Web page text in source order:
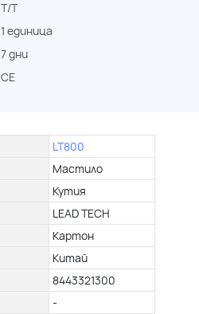
T/T
1 единица
7 дни
CE
LT800
Мастило
Кутия
LEAD TECH
Картон
Китай
8443321300
-